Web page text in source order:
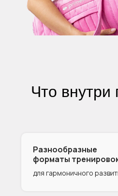
Что внутри
для гармоничного
Разнообразные
форматы